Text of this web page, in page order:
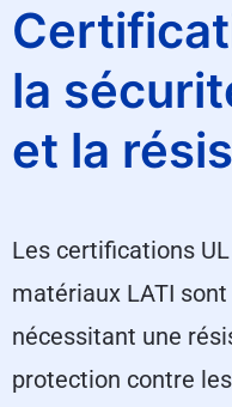
la
et la
Les certifications
matériaux LATI
nécessitant une
protection contre